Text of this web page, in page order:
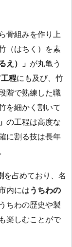
骨組みを作り上
（はちく）を素
え）」 が丸亀う
程にも及び、竹
階で熟練した職
を細かく割いて
の工程は高度な
に割る技は長年
を占めており、名
内にはうちわの
ちわの歴史や製
楽しむことがで